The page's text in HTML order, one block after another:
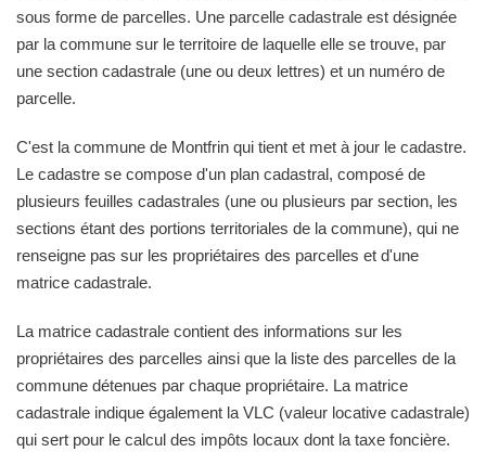
sous forme de parcelles. Une parcelle cadastrale est désignée
par la commune sur le territoire de laquelle elle se trouve, par
une section cadastrale (une ou deux lettres) et un numéro de
parcelle.
C'est la commune de Montfrin qui tient et met à jour le cadastre.
Le cadastre se compose d'un plan cadastral, composé de
plusieurs feuilles cadastrales (une ou plusieurs par section, les
sections étant des portions territoriales de la commune), qui ne
renseigne pas sur les propriétaires des parcelles et d'une
matrice cadastrale.
La matrice cadastrale contient des informations sur les
propriétaires des parcelles ainsi que la liste des parcelles de la
commune détenues par chaque propriétaire. La matrice
cadastrale indique également la VLC (valeur locative cadastrale)
qui sert pour le calcul des impôts locaux dont la taxe foncière.